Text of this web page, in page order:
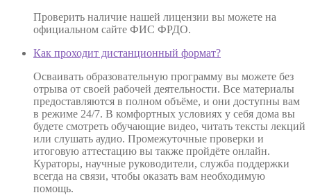
Проверить наличие нашей лицензии вы можете на
официальном сайте ФИС ФРДО.
Как проходит дистанционный формат?
Осваивать образовательную программу вы можете без
отрыва от своей рабочей деятельности. Все материалы
предоставляются в полном объёме, и они доступны вам
в режиме 24/7. В комфортных условиях у себя дома вы
будете смотреть обучающие видео, читать тексты лекций
или слушать аудио. Промежуточные проверки и
итоговую аттестацию вы также пройдёте онлайн.
Кураторы, научные руководители, служба поддержки
всегда на связи, чтобы оказать вам необходимую
помощь.